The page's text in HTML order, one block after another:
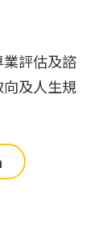
評估及諮
及人生規